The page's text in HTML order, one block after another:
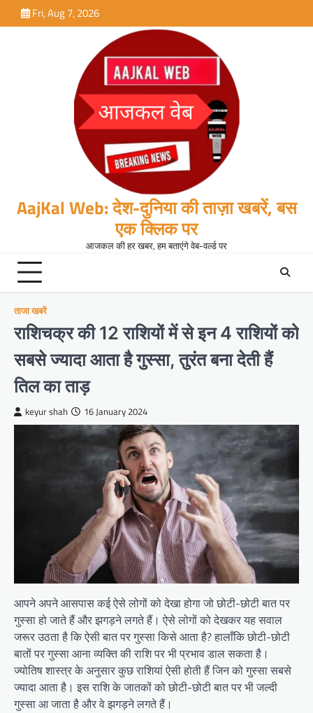
to
Fri, Aug 7, 2026
AajKal Web: देश-दुनिया की ताज़ा खबरें, बस
एक क्लिक पर
आजकल की हर खबर, हम बताएंगे वेब-वर्ल्ड पर
ताजा खबरें
राशिचक्र की 12 राशियों में से इन 4 राशियों को
सबसे ज्यादा आता है गुस्सा, तुरंत बना देती हैं
तिल का ताड़
keyur shah 16 January 2024
आपने अपने आसपास कई ऐसे लोगों को देखा होगा जो छोटी-छोटी बात पर
गुस्सा हो जाते हैं और झगड़ने लगते हैं। ऐसे लोगों को देखकर यह सवाल
जरूर उठता है कि ऐसी बात पर गुस्सा किसे आता है? हालाँकि छोटी-छोटी
बातों पर गुस्सा आना व्यक्ति की राशि पर भी प्रभाव डाल सकता है।
ज्योतिष शास्त्र के अनुसार कुछ राशियां ऐसी होती हैं जिन को गुस्सा सबसे
ज्यादा आता है। इस राशि के जातकों को छोटी-छोटी बात पर भी जल्दी
गुस्सा आ जाता है और वे झगड़ने लगते हैं।